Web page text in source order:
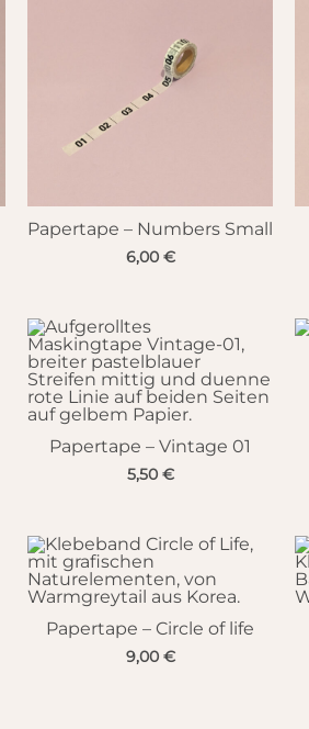
Papertape – Numbers Small
6,00 €
Papertape – Vintage 01
5,50 €
Papertape – Circle of life
9,00 €